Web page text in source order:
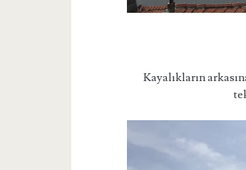
Kayalıkların